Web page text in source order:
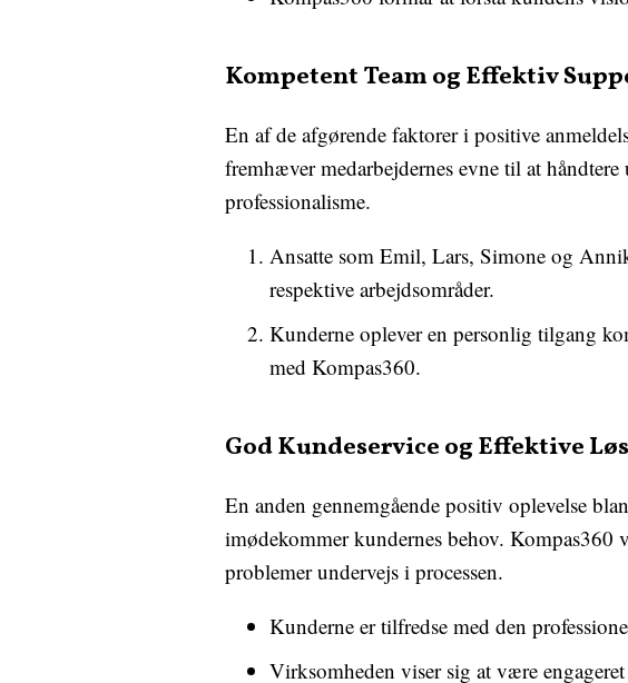
Kompetent Team og Effektiv
En af de afgørende faktorer i positive
fremhæver medarbejdernes evne til at
professionalisme.
Ansatte som Emil, Lars, Simone og
respektive arbejdsområder.
Kunderne oplever en personlig tilgang
med Kompas360.
God Kundeservice og Effektive
En anden gennemgående positiv oplevelse
imødekommer kundernes behov. Kompas360
problemer undervejs i processen.
Kunderne er tilfredse med den
Virksomheden viser sig at være